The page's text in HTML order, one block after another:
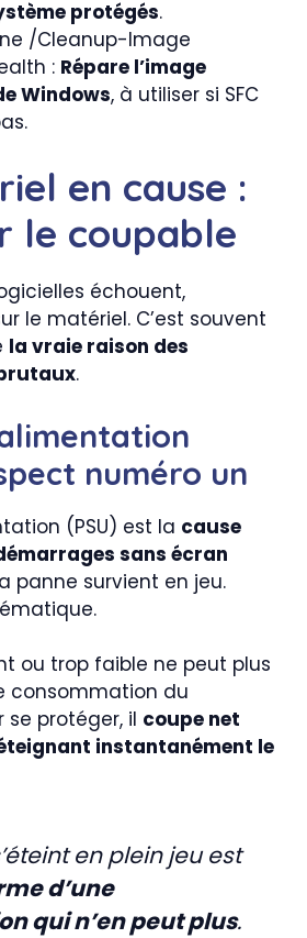
protégés.
/Cleanup-Image
: Répare l’image
Windows, à utiliser si SFC
en cause :
le coupable
échouent,
le matériel. C’est souvent
la vraie raison des
.
numéro un
(PSU) est la cause
sans écran
panne survient en jeu.
ou trop faible ne peut plus
consommation du
se protéger, il coupe net
instantanément le
en plein jeu est
d’une
qui n’en peut plus.